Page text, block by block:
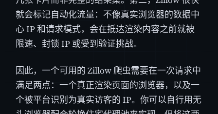
就会标记自动化流量：不像真实浏览器的数据中
心 IP 和请求模式，会在抵达渲染内容之前就被
限速、封锁 IP 或受到验证挑战。
因此，一个可用的 Zillow 爬虫需要在一次请求中
满足两点：一个真正渲染页面的浏览器，以及一
个被平台识别为真实访客的 IP。你可以自行用无